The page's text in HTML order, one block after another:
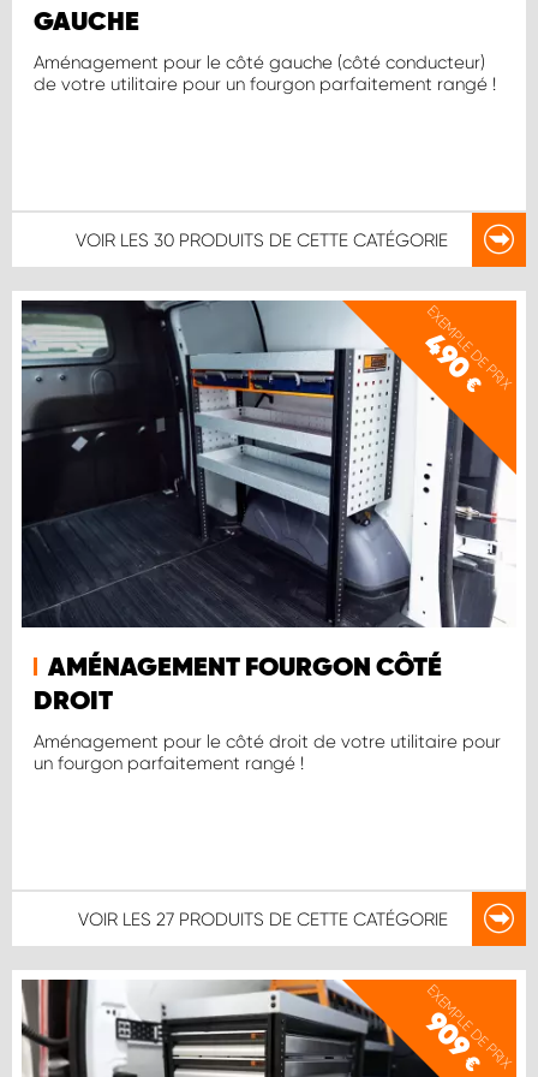
GAUCHE
Aménagement pour le côté gauche (côté conducteur)
de votre utilitaire pour un fourgon parfaitement rangé !
VOIR LES 30 PRODUITS DE CETTE CATÉGORIE
EXEMPLE DE PRIX
490
€
AMÉNAGEMENT FOURGON CÔTÉ
DROIT
Aménagement pour le côté droit de votre utilitaire pour
un fourgon parfaitement rangé !
VOIR LES 27 PRODUITS DE CETTE CATÉGORIE
EXEMPLE DE PRIX
909
€